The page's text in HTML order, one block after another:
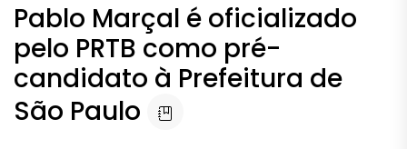
Pablo Marçal é oficializado
pelo PRTB como pré-
candidato à Prefeitura de
São Paulo